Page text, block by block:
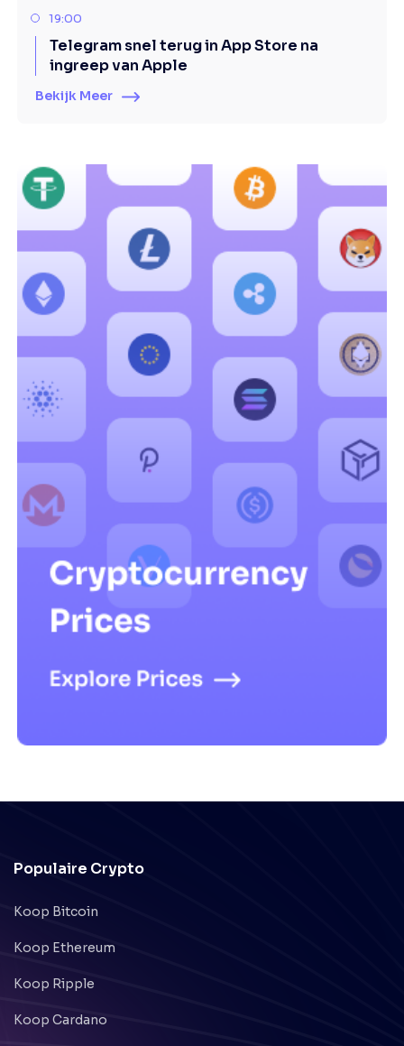
19:00
Telegram snel terug in App Store na
ingreep van Apple
Bekijk Meer
Populaire Crypto
Koop Bitcoin
Koop Ethereum
Koop Ripple
Koop Cardano